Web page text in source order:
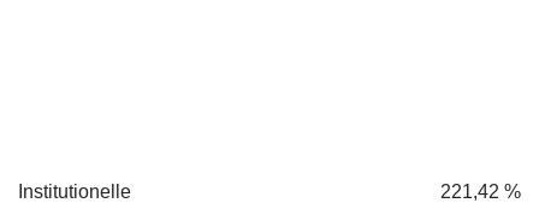
Institutionelle
221,42 %